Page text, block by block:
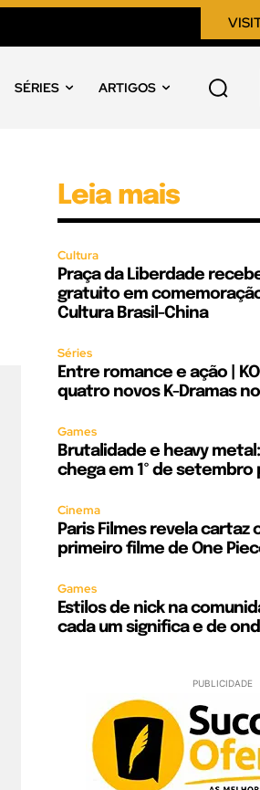
SÉRIES ARTIGOS
Leia mais
Cultura
Praça da Liberdade
gratuito em
Cultura Brasil-China
Séries
Entre romance e ação |
quatro novos K-Dramas
Games
Brutalidade e heavy
chega em 1º de setembro
Cinema
Paris Filmes revela cartaz
primeiro filme de One
Games
Estilos de nick na
cada um significa e de
PUBLICIDADE